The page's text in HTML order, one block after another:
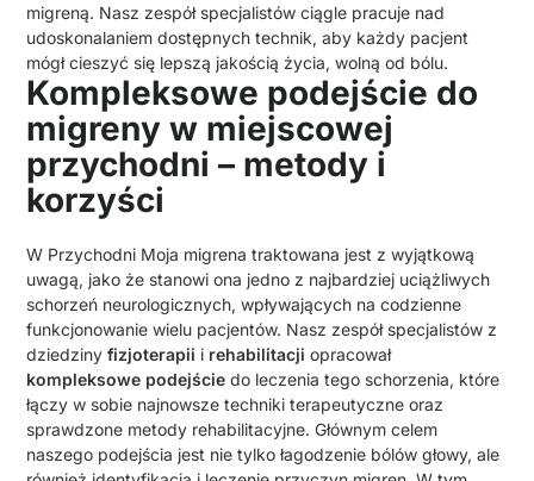
migreną. Nasz zespół specjalistów ciągle pracuje nad
udoskonalaniem dostępnych technik, aby każdy pacjent
mógł cieszyć się lepszą jakością życia, wolną od bólu.
Kompleksowe podejście do
migreny w miejscowej
przychodni – metody i
korzyści
W Przychodni Moja migrena traktowana jest z wyjątkową
uwagą, jako że stanowi ona jedno z najbardziej uciążliwych
schorzeń neurologicznych, wpływających na codzienne
funkcjonowanie wielu pacjentów. Nasz zespół specjalistów z
dziedzinyfizjoterapii i rehabilitacji opracował
kompleksowe podejście do leczenia tego schorzenia, które
łączy w sobie najnowsze techniki terapeutyczne oraz
sprawdzone metody rehabilitacyjne. Głównym celem
naszego podejścia jest nie tylko łagodzenie bólów głowy, ale